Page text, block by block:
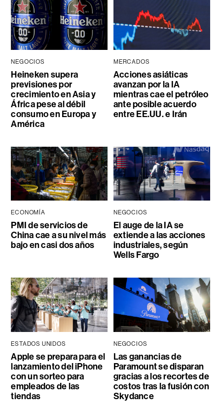
NEGOCIOS
Heineken supera
previsiones por
crecimiento en Asia y
África pese al débil
consumo en Europa y
América
MERCADOS
Acciones asiáticas
avanzan por la IA
mientras cae el petróleo
ante posible acuerdo
entre EE.UU. e Irán
ECONOMÍA
PMI de servicios de
China cae a su nivel más
bajo en casi dos años
NEGOCIOS
El auge de la IA se
extiende a las acciones
industriales, según
Wells Fargo
ESTADOS UNIDOS
Apple se prepara para el
lanzamiento del iPhone
con un sorteo para
empleados de las
tiendas
NEGOCIOS
Las ganancias de
Paramount se disparan
gracias a los recortes de
costos tras la fusión con
Skydance